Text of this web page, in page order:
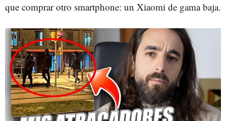
que comprar otro smartphone: un Xiaomi de gama baja.